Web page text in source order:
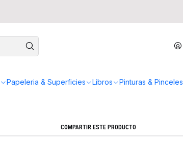
Papeleria & Superficies Libros Pinturas & Pinceles
Libro Explora - Tere Gott
Agregar a la lista de favoritos
COMPARTIR ESTE PRODUCTO